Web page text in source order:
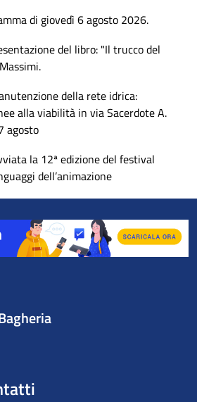
di giovedì 6 agosto 2026.
del libro: "Il trucco del
della rete idrica:
alla viabilità in via Sacerdote A.
agosto
la 12ª edizione del festival
dell’animazione